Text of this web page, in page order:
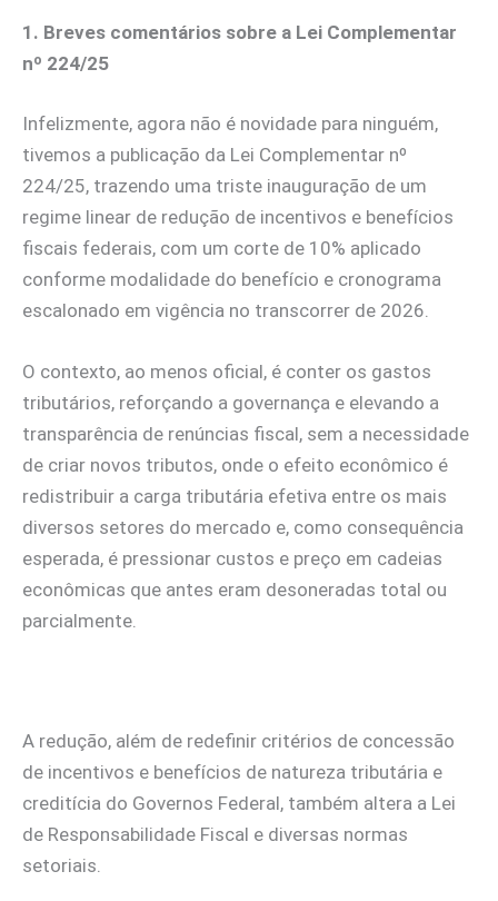
1. Breves comentários sobre a Lei Complementar
nº 224/25
Infelizmente, agora não é novidade para ninguém,
tivemos a publicação da Lei Complementar nº
224/25, trazendo uma triste inauguração de um
regime linear de redução de incentivos e benefícios
fiscais federais, com um corte de 10% aplicado
conforme modalidade do benefício e cronograma
escalonado em vigência no transcorrer de 2026.
O contexto, ao menos oficial, é conter os gastos
tributários, reforçando a governança e elevando a
transparência de renúncias fiscal, sem a necessidade
de criar novos tributos, onde o efeito econômico é
redistribuir a carga tributária efetiva entre os mais
diversos setores do mercado e, como consequência
esperada, é pressionar custos e preço em cadeias
econômicas que antes eram desoneradas total ou
parcialmente.
A redução, além de redefinir critérios de concessão
de incentivos e benefícios de natureza tributária e
creditícia do Governos Federal, também altera a Lei
de Responsabilidade Fiscal e diversas normas
setoriais.